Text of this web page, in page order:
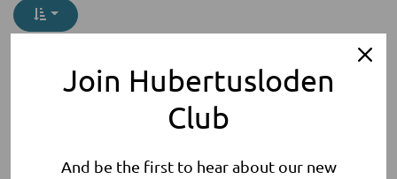
Join Hubertusloden
Club
And be the first to hear about our new